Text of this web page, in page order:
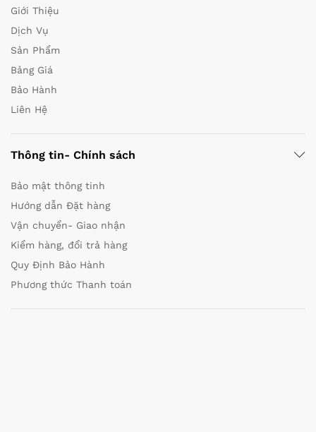
Giới Thiệu
Dịch Vụ
Sản Phẩm
Bảng Giá
Bảo Hành
Liên Hệ
Thông tin- Chính sách
Bảo mật thông tinh
Hướng dẫn Đặt hàng
Vận chuyển- Giao nhận
Kiểm hàng, đổi trả hàng
Quy Định Bảo Hành
Phương thức Thanh toán